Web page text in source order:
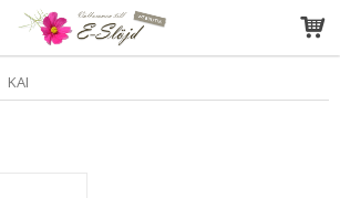
har blivit tillagd i varukorgen
KAI